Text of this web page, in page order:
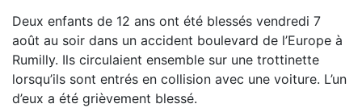
Deux enfants de 12 ans ont été blessés vendredi 7
août au soir dans un accident boulevard de l’Europe à
Rumilly. Ils circulaient ensemble sur une trottinette
lorsqu’ils sont entrés en collision avec une voiture. L’un
d’eux a été grièvement blessé.